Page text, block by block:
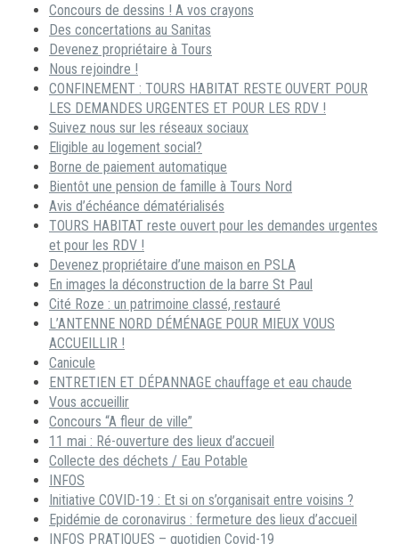
Concours de dessins ! A vos crayons
Des concertations au Sanitas
Devenez propriétaire à Tours
Nous rejoindre !
CONFINEMENT : TOURS HABITAT RESTE OUVERT POUR
LES DEMANDES URGENTES ET POUR LES RDV !
Suivez nous sur les réseaux sociaux
Eligible au logement social?
Borne de paiement automatique
Bientôt une pension de famille à Tours Nord
Avis d’échéance dématérialisés
TOURS HABITAT reste ouvert pour les demandes urgentes
et pour les RDV !
Devenez propriétaire d’une maison en PSLA
En images la déconstruction de la barre St Paul
Cité Roze : un patrimoine classé, restauré
L’ANTENNE NORD DÉMÉNAGE POUR MIEUX VOUS
ACCUEILLIR !
Canicule
ENTRETIEN ET DÉPANNAGE chauffage et eau chaude
Vous accueillir
Concours “A fleur de ville”
11 mai : Ré-ouverture des lieux d’accueil
Collecte des déchets / Eau Potable
INFOS
Initiative COVID-19 : Et si on s’organisait entre voisins ?
Epidémie de coronavirus : fermeture des lieux d’accueil
INFOS PRATIQUES – quotidien Covid-19